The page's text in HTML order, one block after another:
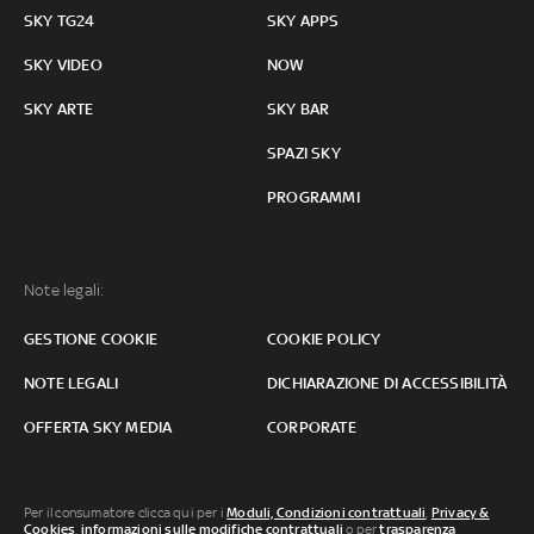
SKY TG24
SKY VIDEO
SKY ARTE
SKY APPS
NOW
SKY BAR
SPAZI SKY
PROGRAMMI
Note legali:
GESTIONE COOKIE COOKIE POLICY
NOTE LEGALI DICHIARAZIONE DI ACCESSIBILITÀ
OFFERTA SKY MEDIA CORPORATE
Per il consumatore clicca qui per iModuli, Condizioni contrattuali, Privacy &
Cookies, informazioni sulle modifiche contrattuali o pertrasparenza